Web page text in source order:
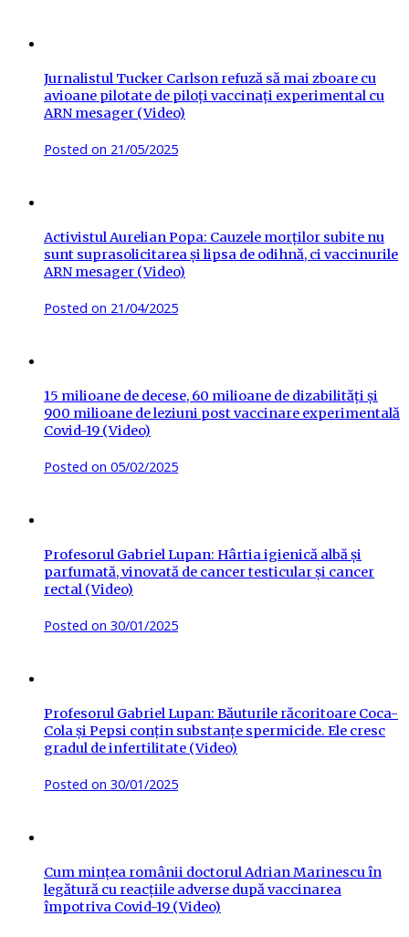
Jurnalistul Tucker Carlson refuză să mai zboare cu
avioane pilotate de piloți vaccinați experimental cu
ARN mesager (Video)
Posted on 21/05/2025
Activistul Aurelian Popa: Cauzele morților subite nu
sunt suprasolicitarea și lipsa de odihnă, ci vaccinurile
ARN mesager (Video)
Posted on 21/04/2025
15 milioane de decese, 60 milioane de dizabilități și
900 milioane de leziuni post vaccinare experimentală
Covid-19 (Video)
Posted on 05/02/2025
Profesorul Gabriel Lupan: Hârtia igienică albă și
parfumată, vinovată de cancer testicular și cancer
rectal (Video)
Posted on 30/01/2025
Profesorul Gabriel Lupan: Băuturile răcoritoare Coca-
Cola și Pepsi conțin substanțe spermicide. Ele cresc
gradul de infertilitate (Video)
Posted on 30/01/2025
Cum mințea românii doctorul Adrian Marinescu în
legătură cu reacțiile adverse după vaccinarea
împotriva Covid-19 (Video)